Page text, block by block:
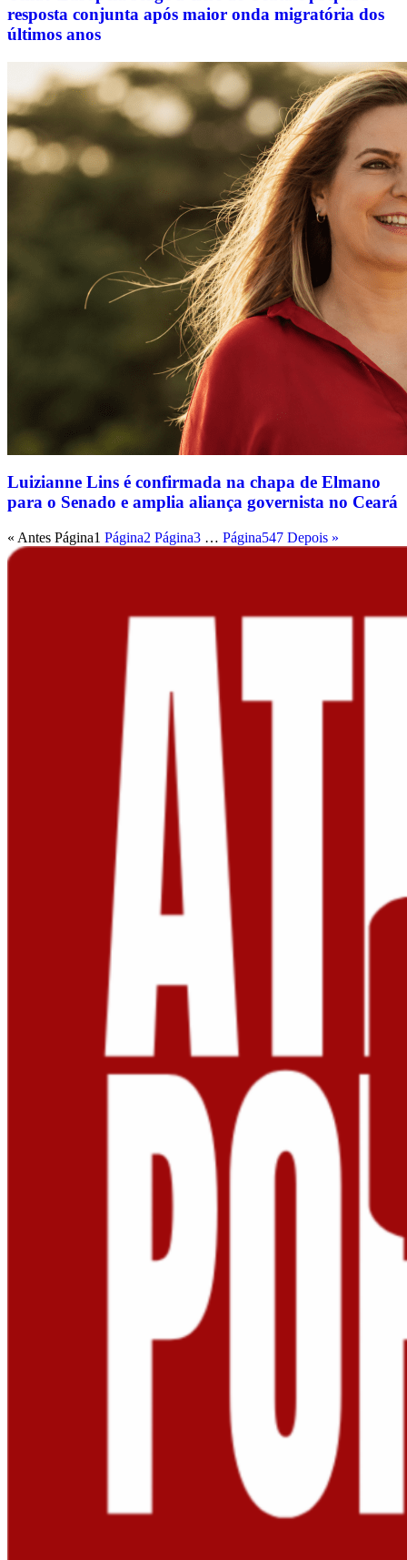
resposta conjunta após maior onda migratória dos
últimos anos
Luizianne Lins é confirmada na chapa de Elmano
para o Senado e amplia aliança governista no Ceará
« Antes Página1 Página2 Página3 … Página547 Depois »